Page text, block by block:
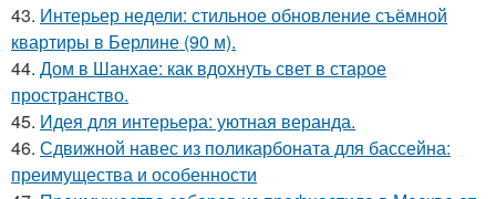
43. Интерьер недели: стильное обновление съёмной
квартиры в Берлине (90 м).
44. Дом в Шанхае: как вдохнуть свет в старое
пространство.
45. Идея для интерьера: уютная веранда.
46. Сдвижной навес из поликарбоната для бассейна:
преимущества и особенности